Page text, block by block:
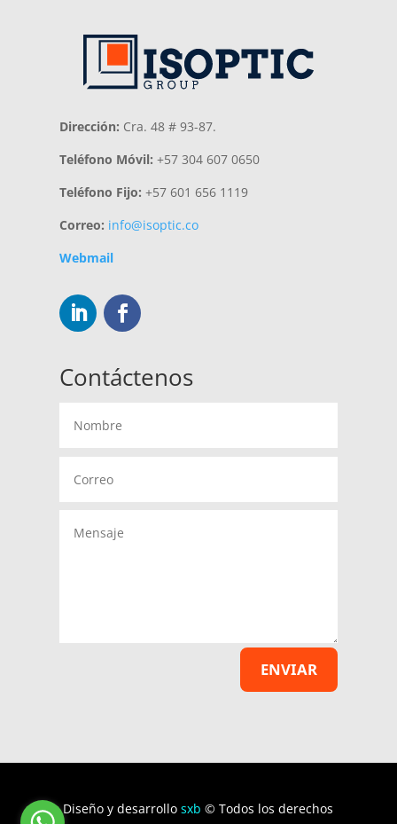
Dirección: Cra. 48 # 93-87.
Teléfono Móvil: +57 304 607 0650
Teléfono Fijo: +57 601 656 1119
Correo: info@isoptic.co
Webmail
Contáctenos
ENVIAR
Diseño y desarrollosxb © Todos los derechos